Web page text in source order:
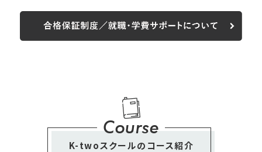
Course
K-twoスクールのコース紹介